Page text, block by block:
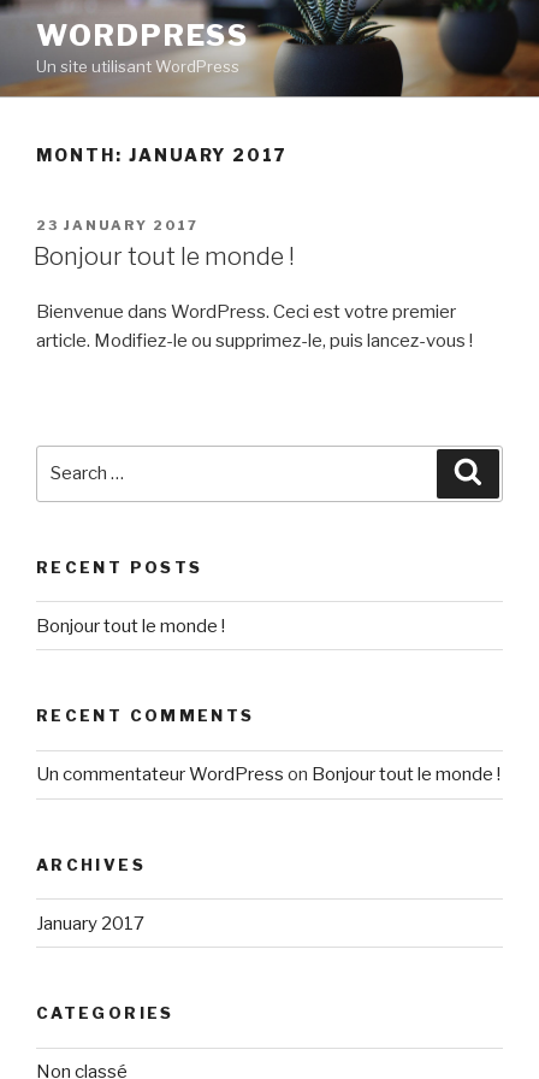
Skip
content
WORDPRESS
Un site utilisant WordPress
MONTH: JANUARY 2017
POSTED
ON
23 JANUARY 2017
Bonjour tout le monde !
Bienvenue dans WordPress. Ceci est votre premier
article. Modifiez-le ou supprimez-le, puis lancez-vous !
RECENT POSTS
Bonjour tout le monde !
RECENT COMMENTS
Un commentateur WordPress on Bonjour tout le monde !
ARCHIVES
January 2017
CATEGORIES
Non classé